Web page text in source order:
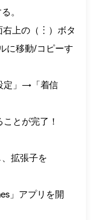
。
上の（︙）ボタ
に移動/コピーす
定」→「着信
とが完了！
拡張子を
」アプリを開